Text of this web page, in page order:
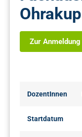
Zur Anmeldung
DozentInnen
Startdatum